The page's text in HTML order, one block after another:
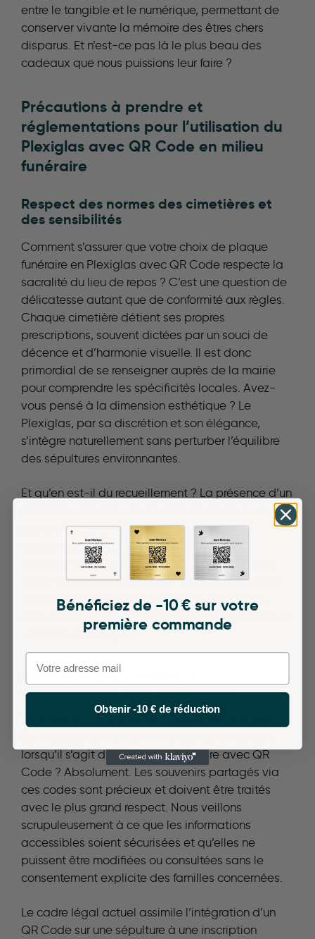
entre le tangible et le numérique, permettant de
conserver vivante la mémoire des êtres chers
disparus. Et n’est-ce pas là le plus beau des
cadeaux que nous puissions leur faire ?
Précautions à prendre et
réglementations pour l’utilisation du
Plexiglas avec QR Code en milieu
funéraire
Respect des normes des cimetières et
des sensibilités
Comment s’assurer que votre choix de plaque
funéraire en Plexiglas avec QR Code respecte la
sacralité du lieu de repos ? C’est une question de
délicatesse autant que de conformité aux règles.
Chaque cimetière détient ses propres
prescriptions, souvent dictées par un souci de
décence et d’harmonie visuelle. Il est donc
primordial de se renseigner auprès de la mairie
pour comprendre les spécificités locales. Avez-
vous pensé à la dimension esthétique ? Le
Plexiglas, par sa discrétion et son élégance,
s’intègre naturellement sans perturber l’équilibre
des sépultures environnantes.
Et qu’en est-il du recueillement ? La présence d’un
pas une intrusion. C’est pourquoi nous
recommandons un positionnement soigné :
suffisamment visible pour être scanné par ceux
qui le souhaitent, mais assez discret pour ne pas
détourner l’attention des passants. Après tout,
n’est-ce pas dans ce subtil équilibre que réside le
véritable hommage ?
Protection des données et
confidentialité liées au QR Code
lorsqu’il s’agit d’une plaque funéraire avec QR
Code ? Absolument. Les souvenirs partagés via
ces codes sont précieux et doivent être traités
avec le plus grand respect. Nous veillons
scrupuleusement à ce que les informations
accessibles soient sécurisées et qu’elles ne
puissent être modifiées ou consultées sans le
consentement explicite des familles concernées.
Le cadre légal actuel assimile l’intégration d’un
QR Code sur une sépulture à une inscription
Bénéficiez de -10 € sur votre
première commande
Email
Obtenir -10 € de réduction